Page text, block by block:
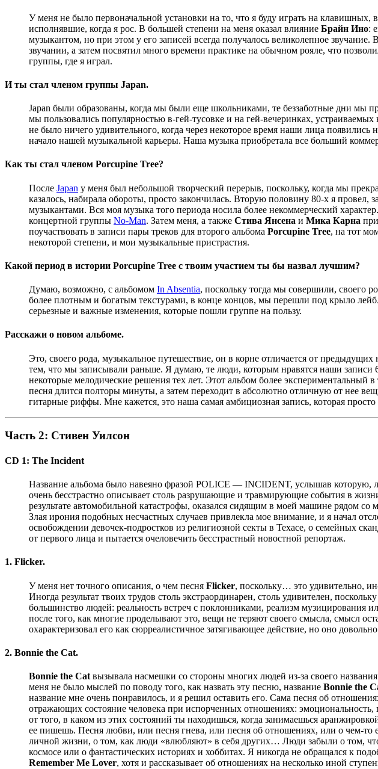
У меня не было первоначальной установки на то, что я буду играть на
исполнявшие, когда я рос. В большей степени на меня оказал влияние Брайн Ино:
музыкантом, но при этом у его записей всегда получалось великолепное
звучании, а затем посвятил много времени практике на обычном рояле, что
группы, где я играл.
И ты стал членом группы Japan.
Japan были образованы, когда мы были еще школьниками, те беззаботные дни мы
мы пользовались популярностью в-гей-тусовке и на гей-вечеринках,
не было ничего удивительного, когда через некоторое время наши лица
начало нашей музыкальной карьеры. Наша музыка приобретала все больший
Как ты стал членом Porcupine Tree?
После Japan у меня был небольшой творческий перерыв, поскольку, когда мы
казалось, набирала обороты, просто закончилась. Вторую половину 80-х я
музыкантами. Вся моя музыка того периода носила более некоммерческий
концертной группы No-Man. Затем меня, а также Стива Янсена и Мика Карна
поучаствовать в записи пары треков для второго альбома Porcupine Tree, на тот
некоторой степени, и мои музыкальные пристрастия.
Какой период в истории Porcupine Tree с твоим участием ты бы назвал лучшим?
Думаю, возможно, с альбомом In Absentia, поскольку тогда мы совершили, своего
более плотным и богатым текстурами, в конце концов, мы перешли под крыло
серьезные и важные изменения, которые пошли группе на пользу.
Расскажи о новом альбоме.
Это, своего рода, музыкальное путешествие, он в корне отличается от
тем, что мы записывали раньше. Я думаю, те люди, которым нравятся наши
некоторые мелодические решения тех лет. Этот альбом более
песня длится полторы минуты, а затем переходит в абсолютно отличную от нее
гитарные риффы. Мне кажется, это наша самая амбициозная запись, которая
Часть 2: Стивен Уилсон
CD 1: The Incident
Название альбома было навеяно фразой POLICE — INCIDENT, услышав которую,
очень бесстрастно описывает столь разрушающие и травмирующие события в
результате автомобильной катастрофы, оказался сидящим в моей машине рядом со
Злая ирония подобных несчастных случаев привлекла мое внимание, и я начал
освобождении девочек-подростков из религиозной секты в Техасе, о семейных
от первого лица и пытается очеловечить бесстрастный новостной репортаж.
1. Flicker.
У меня нет точного описания, о чем песня Flicker, поскольку… это удивительно,
Иногда результат твоих трудов столь экстраординарен, столь удивителен,
большинство людей: реальность встреч с поклонниками, реализм музицирования
после того, как многие проделывают это, вещи не теряют своего смысла, смысл
охарактеризовал его как сюрреалистичное затягивающее действие, но оно
2. Bonnie the Cat.
Bonnie the Cat вызывала насмешки со стороны многих людей из-за своего
меня не было мыслей по поводу того, как назвать эту песню, название Bonnie the
название мне очень понравилось, и я решил оставить его. Сама песня об
отражающих состояние человека при испорченных отношениях: эмоциональность,
от того, в каком из этих состояний ты находишься, когда занимаешься
ее пишешь. Песня любви, или песня гнева, или песня об отношениях, или о чем-то
личной жизни, о том, как люди «влюбляют» в себя других… Люди забыли о том,
космосе или о фантастических историях и хоббитах. Я никогда не обращался к
Remember Me Lover, хотя и рассказывает об отношениях на несколько иной